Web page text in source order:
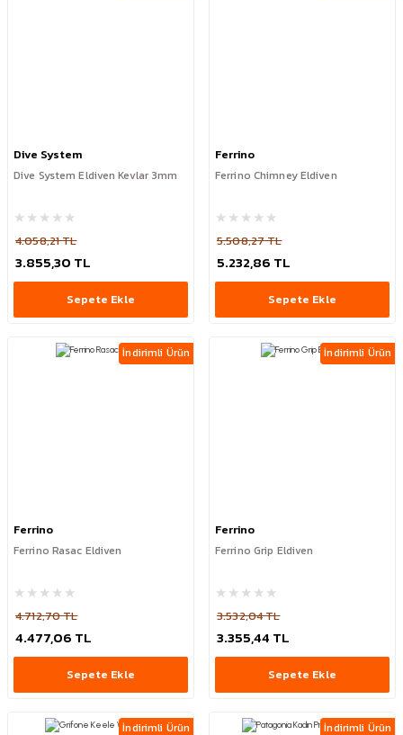
Dive System
Dive System Eldiven Kevlar 3mm
4.058,21 TL
3.855,30 TL
Sepete Ekle
Ferrino
Ferrino Chimney Eldiven
5.508,27 TL
5.232,86 TL
Sepete Ekle
İndirimli Ürün
Ferrino
Ferrino Rasac Eldiven
4.712,70 TL
4.477,06 TL
Sepete Ekle
İndirimli Ürün
Ferrino
Ferrino Grip Eldiven
3.532,04 TL
3.355,44 TL
Sepete Ekle
İndirimli Ürün İndirimli Ürün